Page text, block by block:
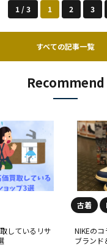
1 / 3 1 2 3
すべての記事一覧
Recommend
しているリサ
古着
NIKEの
ブランド